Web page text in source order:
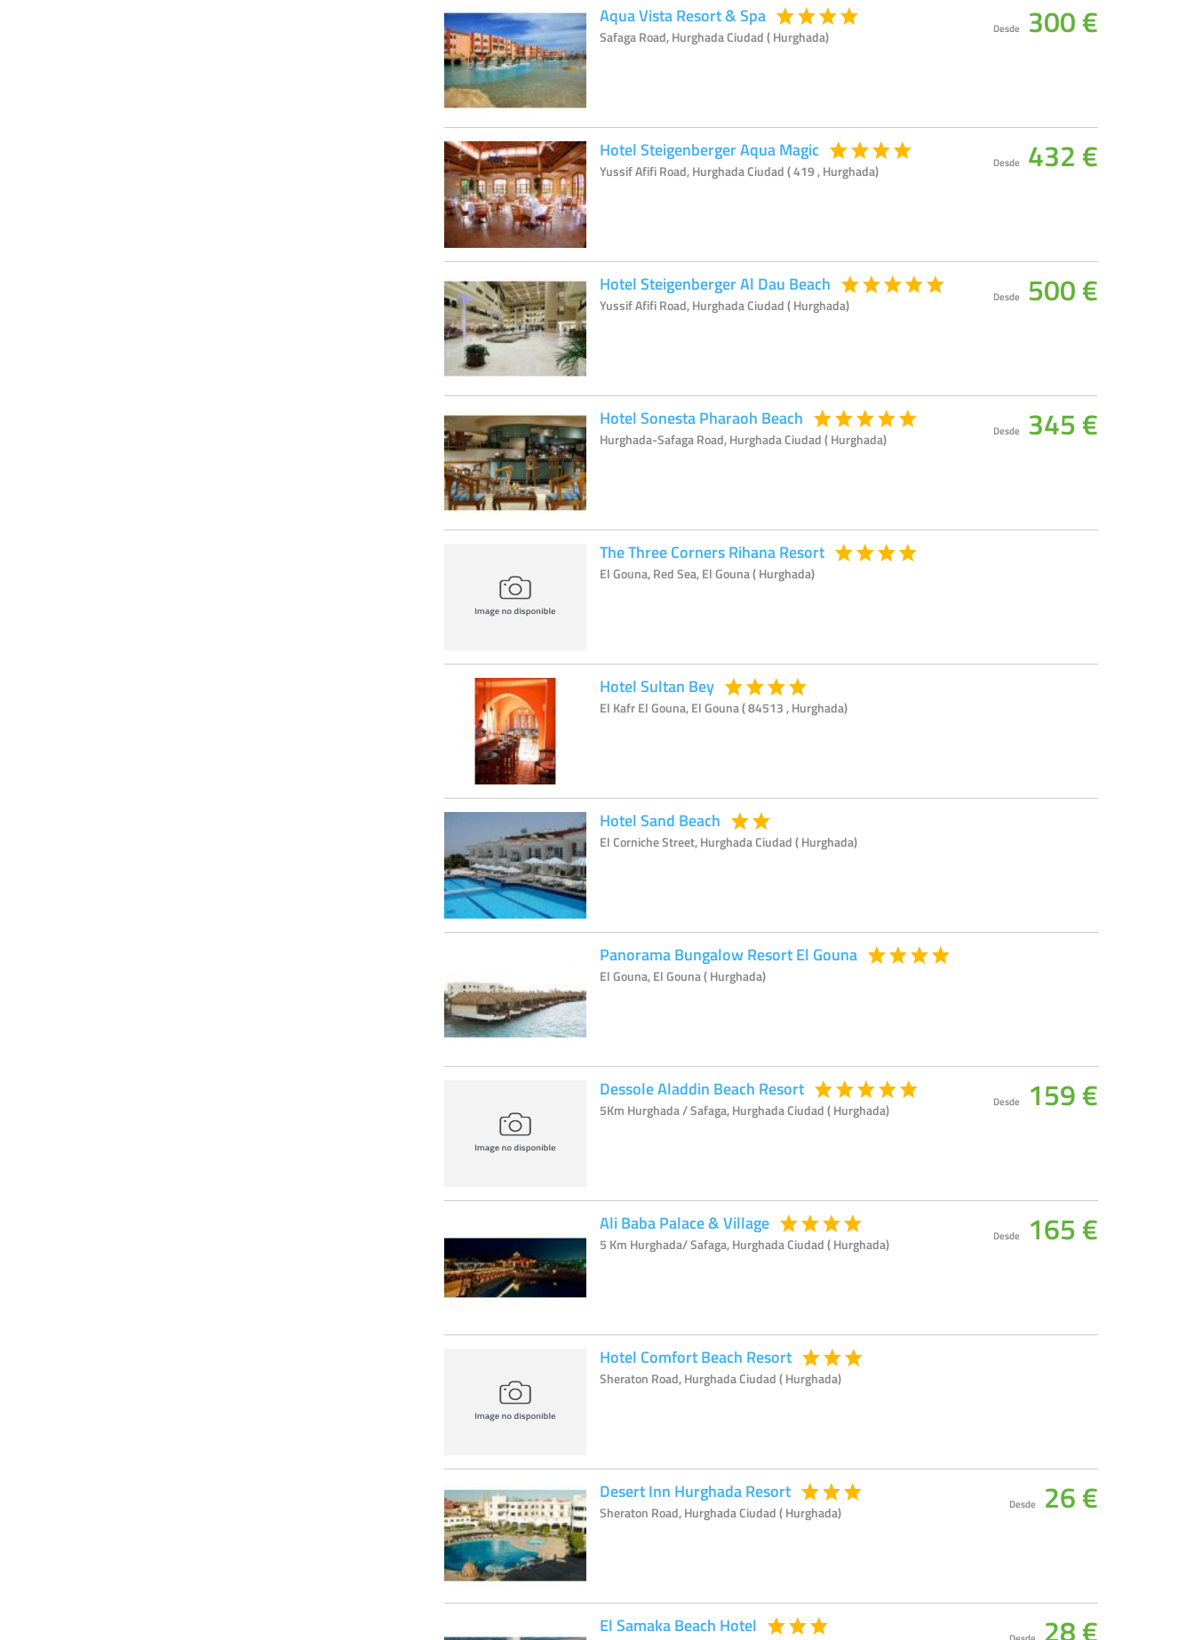
Aqua Vista Resort & Spa
Safaga Road, Hurghada Ciudad ( Hurghada) Desde 300 €
Hotel Steigenberger Aqua Magic
Yussif Afifi Road, Hurghada Ciudad ( 419 , Hurghada) Desde 432 €
Hotel Steigenberger Al Dau Beach
Yussif Afifi Road, Hurghada Ciudad ( Hurghada) Desde 500 €
Hotel Sonesta Pharaoh Beach
Hurghada-Safaga Road, Hurghada Ciudad ( Hurghada) Desde 345 €
The Three Corners Rihana Resort
El Gouna, Red Sea, El Gouna ( Hurghada)
Hotel Sultan Bey
El Kafr El Gouna, El Gouna ( 84513 , Hurghada)
Hotel Sand Beach
El Corniche Street, Hurghada Ciudad ( Hurghada)
Panorama Bungalow Resort El Gouna
El Gouna, El Gouna ( Hurghada)
Dessole Aladdin Beach Resort
5Km Hurghada / Safaga, Hurghada Ciudad ( Hurghada) Desde 159 €
Ali Baba Palace & Village
5 Km Hurghada/ Safaga, Hurghada Ciudad ( Hurghada) Desde 165 €
Hotel Comfort Beach Resort
Sheraton Road, Hurghada Ciudad ( Hurghada)
Desert Inn Hurghada Resort
Sheraton Road, Hurghada Ciudad ( Hurghada) Desde 26 €
El Samaka Beach Hotel 28 €